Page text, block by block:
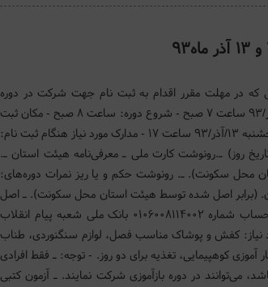
۲۶۳ تاریخ ۱۶ مهر ماه ۹۳، اسامی نفراتی که در مهلت مقرر اقدام به ثبت نام جهت شرکت در دوره
بازآموزی نمودند، اعلام گرديد. آقایان:- زمان ثبت نام: چهارشنبه ۱۲/آذر/۹۳ ساعت ۷ صبح - شروع دوره: ساعت ۸ صبح - مکان ثبت
نام: تهران ـ میدان دربند ـ مجتمع کوهستانی شیرپلا - پایان دوره: پنجشنبه ۱۳/آذر/۹۳ ساعت ۱۷ - مدارک مورد نیاز هنگام ثبت نام:
روز) ـ.رونوشت کارت ملی ـ معرفی‌نامه هیئت استان ـ.
محل سکونت). ـ. رونوشت حکم و یا ریز نمرات دوره‌های:
(برابر اصل شده توسط هیئت استان محل سکونت). ـ اصل
فیش واریزی (رسید برای پرداخت کننده) به مبلغ ۱۰۰۰۰۰۰ ریال به حساب شماره ۰۱۰۶۰۰۸۱۱۴۰۰۲ بانک ملی شعبه پیام انقلاب
نیاز: کفش و پوشاک مناسب فصل، لوازم سنگنوردی، طناب
طرح درس کار آموزی کوهپیمایی، تغذیه برای دو روز. - توجه: ـ فقط افرادی
می‌توانند در دوره بازآموزی شرکت نمایند. ـ آزمون کتبی